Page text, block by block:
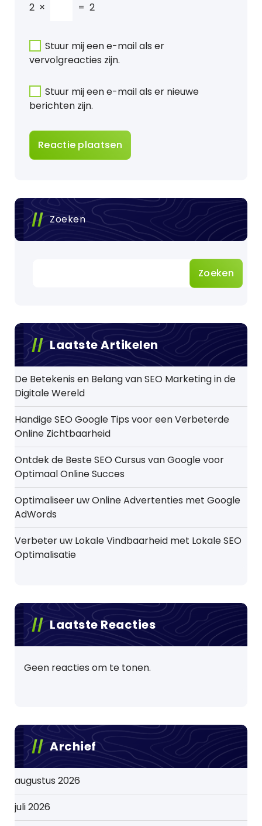
2 × = 2
Stuur mij een e-mail als er
vervolgreacties zijn.
Stuur mij een e-mail als er nieuwe
berichten zijn.
Zoeken
Zoeken
Laatste Artikelen
De Betekenis en Belang van SEO Marketing in de
Digitale Wereld
Handige SEO Google Tips voor een Verbeterde
Online Zichtbaarheid
Ontdek de Beste SEO Cursus van Google voor
Optimaal Online Succes
Optimaliseer uw Online Advertenties met Google
AdWords
Verbeter uw Lokale Vindbaarheid met Lokale SEO
Optimalisatie
Laatste Reacties
Geen reacties om te tonen.
Archief
augustus 2026
juli 2026